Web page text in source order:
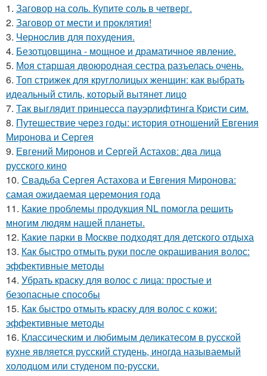
1. Заговор на соль. Купите соль в четверг.
2. Заговор от мести и проклятия!
3. Чеpноcлив для похудения.
4. Безотцовщина - мощное и драматичное явление.
5. Моя старшая двоюродная сестра разъелась очень.
6. Топ стрижек для круглолицых женщин: как выбрать
идеальный стиль, который вытянет лицо
7. Так выглядит принцесса пауэрлифтинга Кристи сим.
8. Путешествие через годы: история отношений Евгения
Миронова и Сергея
9. Евгений Миронов и Сергей Астахов: два лица
русского кино
10. Свадьба Сергея Астахова и Евгения Миронова:
самая ожидаемая церемония года
11. Какие проблемы продукция NL помогла решить
многим людям нашей планеты.
12. Какие парки в Москве подходят для детского отдыха
13. Как быстро отмыть руки после окрашивания волос:
эффективные методы
14. Убрать краску для волос с лица: простые и
безопасные способы
15. Как быстро отмыть краску для волос с кожи:
эффективные методы
16. Классическим и любимым деликатесом в русской
кухне является русский студень, иногда называемый
холодцом или студеном по-русски.